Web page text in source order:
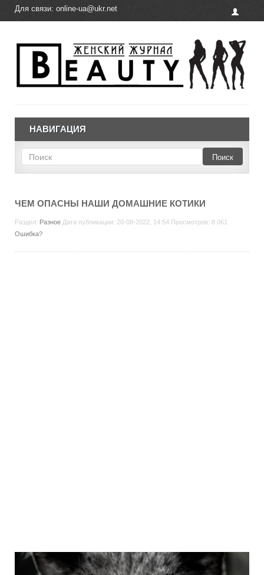
Для связи: online-ua@ukr.net
НАВИГАЦИЯ
Поиск
ЧЕМ ОПАСНЫ НАШИ ДОМАШНИЕ КОТИКИ
Раздел: Разное Дата публикации: 20-08-2022, 14:54 Просмотров: 8 061
Ошибка?